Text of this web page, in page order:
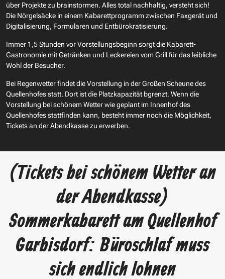
über Projekte zu brainstormen. Alles total nachhaltig, versteht sich!
Die Nörgelsäcke in einem Kabarettprogramm zwischen Faxgerät und
Digitalisierung, Formularen und Entbürokratisierung.
Immer 1,5 Stunden vor Vorstellungsbeginn sorgt die Kabarett-
Gastronomie mit Getränken und Leckereien vom Grill für das leibliche
Wohl der Besucher.
Bei Regenwetter findet die Vorstellung in der Großen Scheune des
Quellenhofes statt. Dort ist die Platzkapazität bgrenzt. Wenn die
Vorstellung bei schönem Wetter wie geplant im Innenhof des
Quellenhofes stattfinden kann, besteht immer noch die Möglichkeit,
Tickets an der Abendkasse zu erwerben.
(Tickets bei schönem Wetter an
der Abendkasse)
Sommerkabarett am Quellenhof
Garbisdorf: Büroschlaf muss
sich endlich lohnen